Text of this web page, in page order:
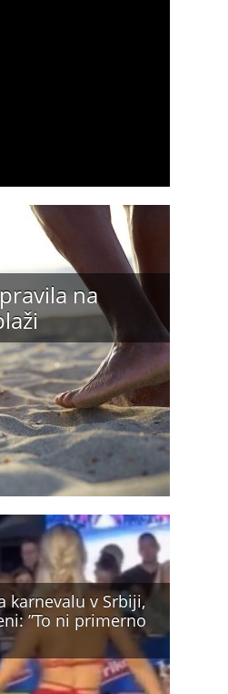
na
karnevalu v Srbiji,
”To ni primerno